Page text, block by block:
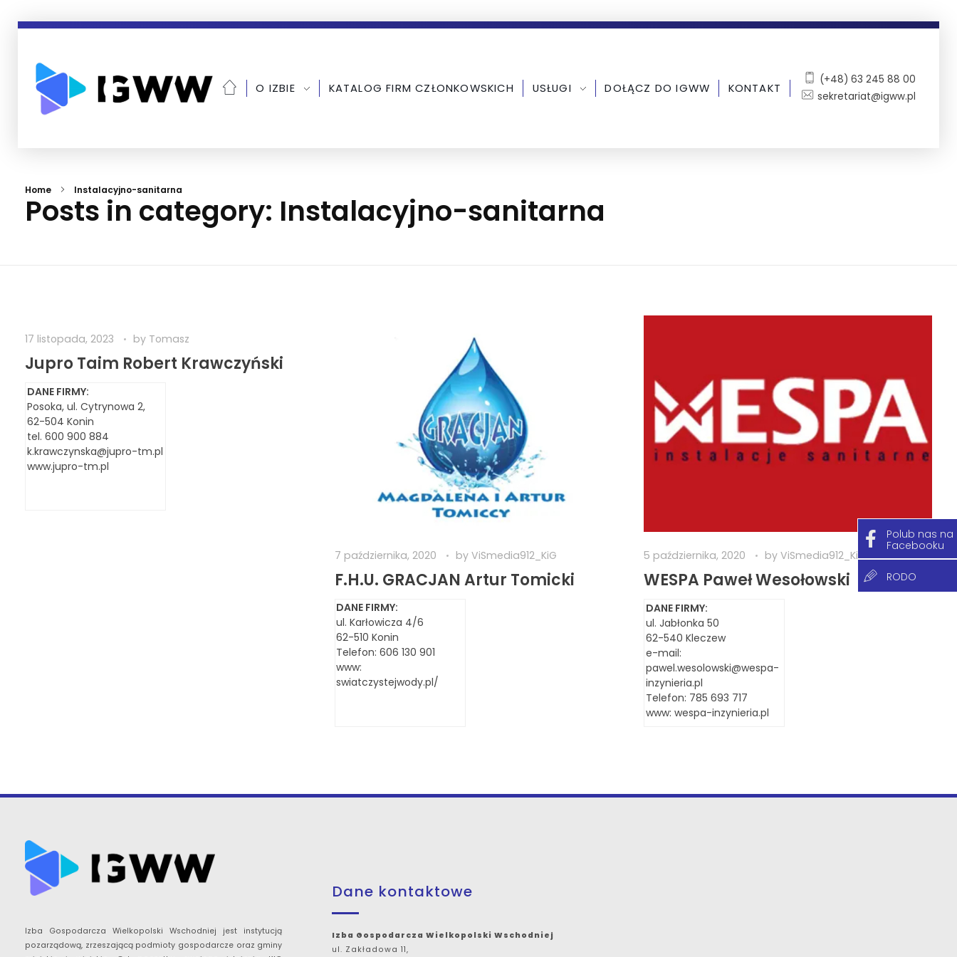
O IZBIE KATALOG FIRM CZŁONKOWSKICH USŁUGI DOŁĄCZ DO IGWW KONTAKT
(+48) 63 245 88 00
sekretariat@igww.pl
Polub nas na
Facebooku
RODO
Home Instalacyjno-sanitarna
Posts in category: Instalacyjno-sanitarna
17 listopada, 2023 by Tomasz
Jupro Taim Robert Krawczyński
DANE FIRMY:
Posoka, ul. Cytrynowa 2,
62-504 Konin
tel. 600 900 884
k.krawczynska@jupro-tm.pl
www.jupro-tm.pl
7 października, 2020 by ViSmedia912_KiG
F.H.U. GRACJAN Artur Tomicki
DANE FIRMY:
ul. Karłowicza 4/6
62-510 Konin
Telefon: 606 130 901
www:
swiatczystejwody.pl/
5 października, 2020 by ViSmedia912_KiG
WESPA Paweł Wesołowski
DANE FIRMY:
ul. Jabłonka 50
62-540 Kleczew
e-mail:
pawel.wesolowski@wespa-
inzynieria.pl
Telefon: 785 693 717
www:wespa-inzynieria.pl
Izba Gospodarcza Wielkopolski Wschodniej jest instytucją
pozarządową, zrzeszającą podmioty gospodarcze oraz gminy
Dane kontaktowe
Izba Gospodarcza Wielkopolski Wschodniej
ul. Zakładowa 11,